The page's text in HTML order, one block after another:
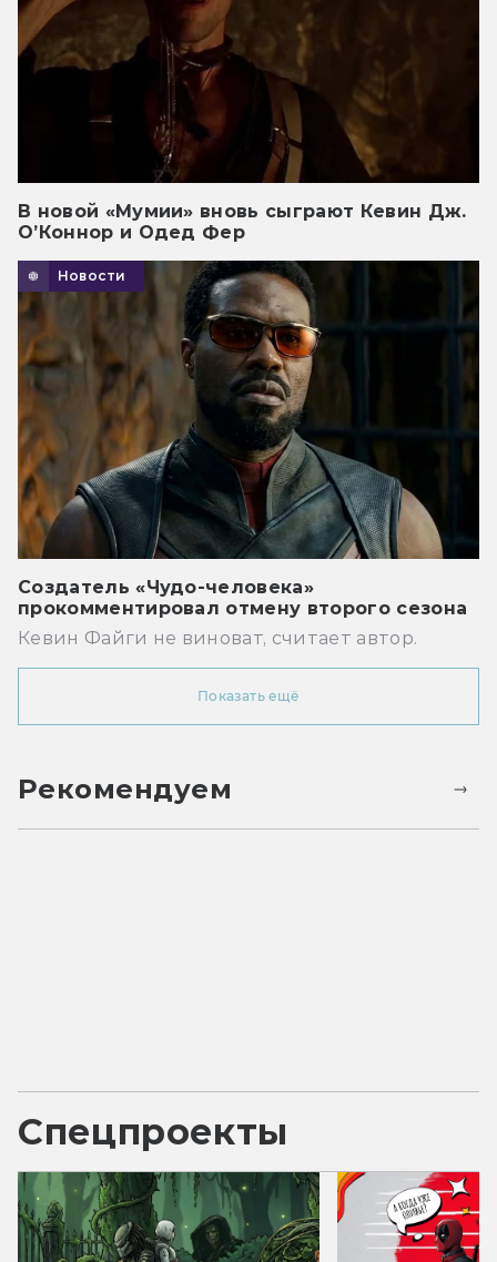
В новой «Мумии» вновь сыграют Кевин Дж.
О’Коннор и Одед Фер
Новости
Создатель «Чудо-человека»
прокомментировал отмену второго сезона
Кевин Файги не виноват, считает автор.
Показать ещё
Рекомендуем
Спецпроекты